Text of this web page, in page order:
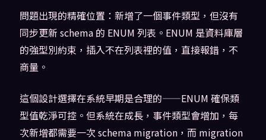
問題出現的精確位置：新增了一個事件類型，但沒有
同步更新 schema 的 ENUM 列表。ENUM 是資料庫層
的強型別約束，插入不在列表裡的值，直接報錯，不
商量。
這個設計選擇在系統早期是合理的——ENUM 確保類
型值乾淨可控。但系統在成長，事件類型會增加，每
次新增都需要一次 schema migration，而 migration